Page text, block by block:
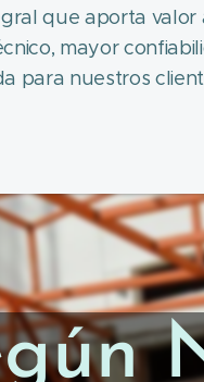
que aporta
mayor
para nuestros